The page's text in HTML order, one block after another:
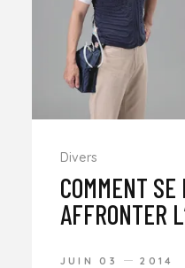
Divers
COMMENT
AFFRONTER
JUIN 03 2014